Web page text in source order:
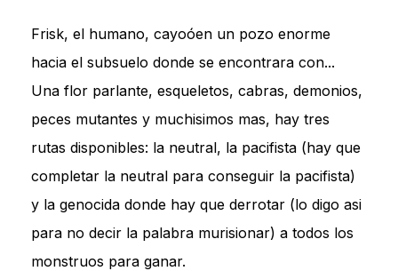
Frisk, el humano, cayoóen un pozo enorme
hacia el subsuelo donde se encontrara con...
Una flor parlante, esqueletos, cabras, demonios,
peces mutantes y muchisimos mas, hay tres
rutas disponibles: la neutral, la pacifista (hay que
completar la neutral para conseguir la pacifista)
y la genocida donde hay que derrotar (lo digo asi
para no decir la palabra murisionar) a todos los
monstruos para ganar.